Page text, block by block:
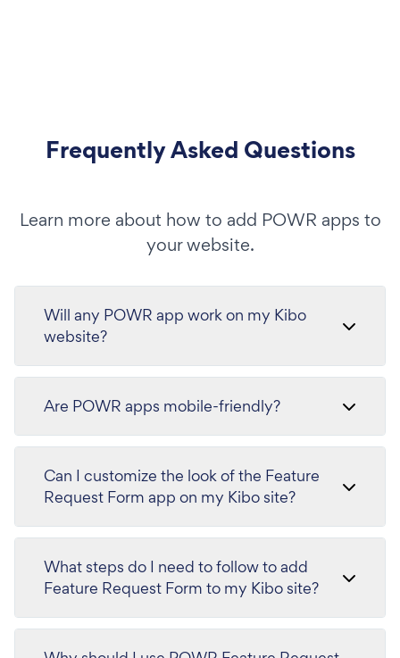
Frequently Asked Questions
Learn more about how to add POWR apps to
your website.
Will any POWR app work on my Kibo
website?
Are POWR apps mobile-friendly?
Can I customize the look of the Feature
Request Form app on my Kibo site?
What steps do I need to follow to add
Feature Request Form to my Kibo site?